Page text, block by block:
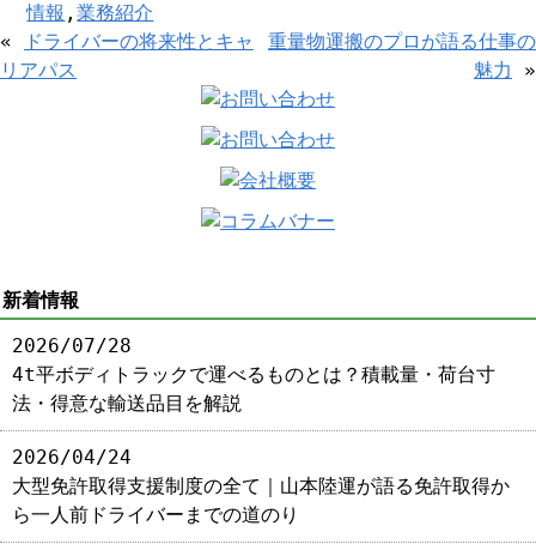
情報 ,業務紹介
«
ドライバーの将来性とキャ
リアパス
重量物運搬のプロが語る仕事の
魅力
»
新着情報
2026/07/28
4t平ボディトラックで運べるものとは？積載量・荷台寸
法・得意な輸送品目を解説
2026/04/24
大型免許取得支援制度の全て｜山本陸運が語る免許取得か
ら一人前ドライバーまでの道のり